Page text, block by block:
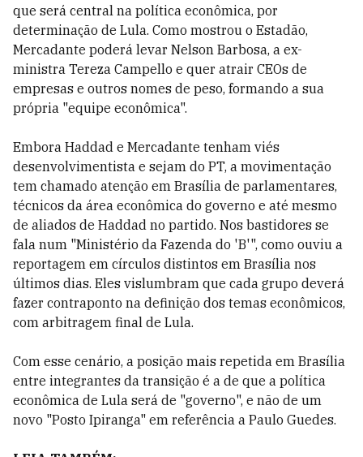
que será central na política econômica, por
determinação de Lula. Como mostrou o Estadão,
Mercadante poderá levar Nelson Barbosa, a ex-
ministra Tereza Campello e quer atrair CEOs de
empresas e outros nomes de peso, formando a sua
própria "equipe econômica".
Embora Haddad e Mercadante tenham viés
desenvolvimentista e sejam do PT, a movimentação
tem chamado atenção em Brasília de parlamentares,
técnicos da área econômica do governo e até mesmo
de aliados de Haddad no partido. Nos bastidores se
fala num "Ministério da Fazenda do 'B'", como ouviu a
reportagem em círculos distintos em Brasília nos
últimos dias. Eles vislumbram que cada grupo deverá
fazer contraponto na definição dos temas econômicos,
com arbitragem final de Lula.
Com esse cenário, a posição mais repetida em Brasília
entre integrantes da transição é a de que a política
econômica de Lula será de "governo", e não de um
novo "Posto Ipiranga" em referência a Paulo Guedes.